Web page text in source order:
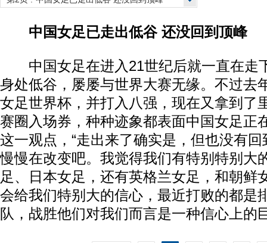
中国女足已走出低谷 还没回到顶峰
中国女足在进入21世纪后就一直在走
身处低谷，屡屡与世界大赛无缘。不过去
女足世界杯，并打入八强，现在又拿到了
赛圈入场券，种种迹象都表面中国女足正
这一观点，“走出来了确实是，但也没有
慢慢在改变吧。我觉得我们有特别特别大
足、日本女足，还有英格兰女足，和朝鲜
会给我们特别大的信心，最近打败的都是
队，战胜他们对我们而言是一种信心上的